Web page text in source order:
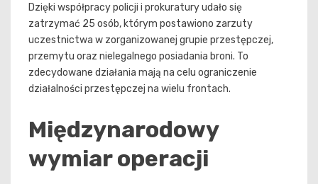
Dzięki współpracy policji i prokuratury udało się
zatrzymać 25 osób, którym postawiono zarzuty
uczestnictwa w zorganizowanej grupie przestępczej,
przemytu oraz nielegalnego posiadania broni. To
zdecydowane działania mają na celu ograniczenie
działalności przestępczej na wielu frontach.
Międzynarodowy
wymiar operacji